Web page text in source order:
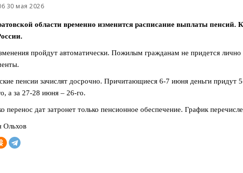
30 мая 2026
области временно изменится расписание выплаты пенсий.
пройдут автоматически. Пожилым гражданам не придется
пенсии зачислят досрочно. Причитающиеся 6-7 июня деньги придут
а за 27-28 июня – 26-го.
перенос дат затронет только пенсионное обеспечение. График
Ольхов